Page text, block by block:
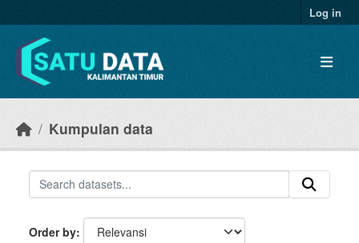
Log in
Kumpulan data
Order by